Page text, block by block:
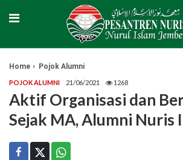
Home Pojok Alumni
POJOK ALUMNI 21/06/2021 1268
Aktif Organisasi dan
Sejak MA, Alumni Nuris